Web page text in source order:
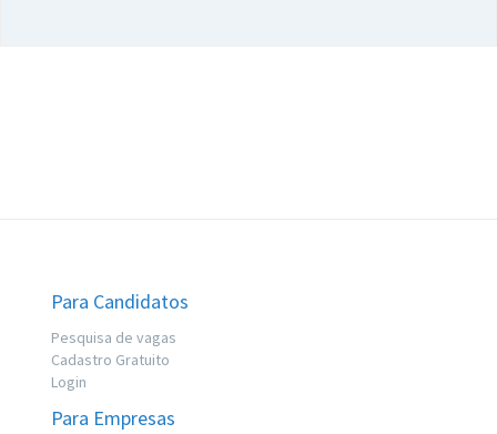
Para Candidatos
Pesquisa de vagas
Cadastro Gratuito
Login
Para Empresas